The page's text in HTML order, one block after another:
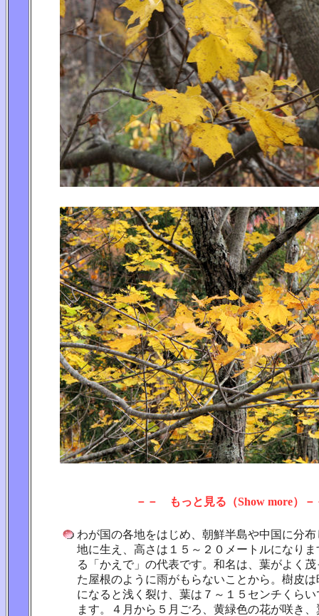
－－ もっと見る（Show more）－
わが国の各地をはじめ、朝鮮半島や中国に分
地に生え、高さは１５～２０メートルになり
る「かえで」の代表です。和名は、葉がよく
た屋根のように雨がもらないことから。樹皮
になると浅く裂け、葉は７～１５センチくら
ます。４月から５月ごろ、黄緑色の花が咲き